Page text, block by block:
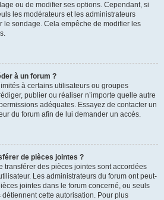
ou de modifier ses options. Cependant, si
les modérateurs et les administrateurs
le sondage. Cela empêche de modifier les
à un forum ?
à certains utilisateurs ou groupes
publier ou réaliser n’importe quelle autre
adéquates. Essayez de contacter un
du forum afin de lui demander un accès.
de pièces jointes ?
transférer des pièces jointes sont accordées
Les administrateurs du forum ont peut-
jointes dans le forum concerné, ou seuls
cette autorisation. Pour plus